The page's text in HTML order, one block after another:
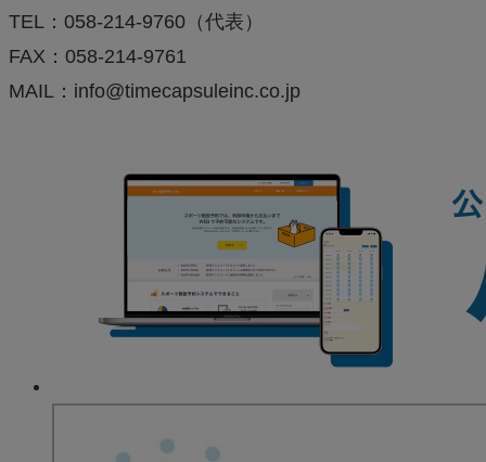
TEL：058-214-9760（代表）
FAX：058-214-9761
MAIL：info@timecapsuleinc.co.jp